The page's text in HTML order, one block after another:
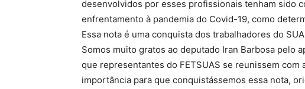
desenvolvidos por esses profissionais tenham sido
enfrentamento à pandemia do Covid-19, como
Essa nota é uma conquista dos trabalhadores do
Somos muito gratos ao deputado Iran Barbosa pelo
que representantes do FETSUAS se reunissem com
importância para que conquistássemos essa nota,